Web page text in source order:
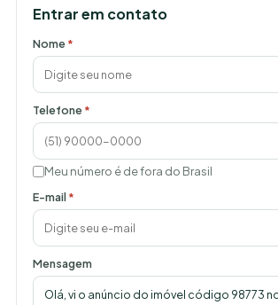
Entrar em contato
Nome*
Telefone*
Meu número é de fora do Brasil
E-mail*
Mensagem